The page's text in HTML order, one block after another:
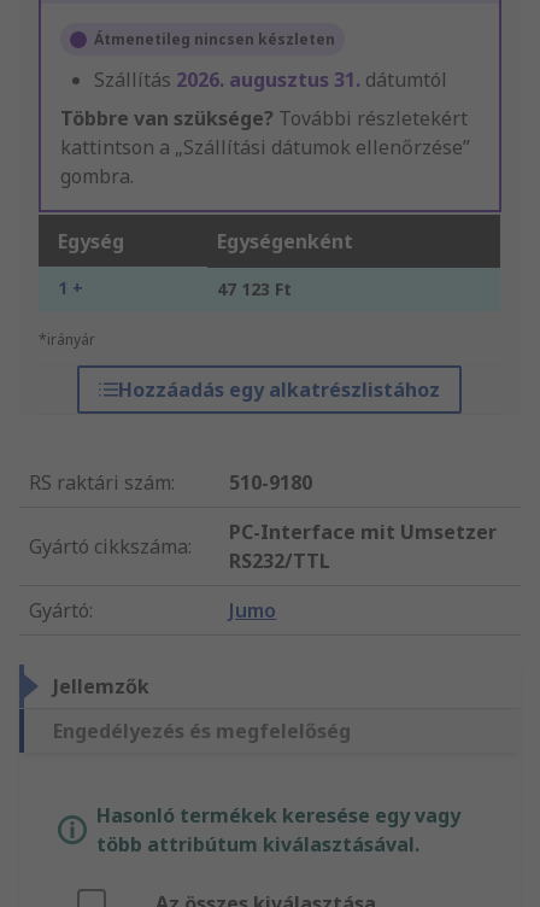
Átmenetileg nincsen készleten
Szállítás 2026. augusztus 31. dátumtól
Többre van szüksége? További részletekért
kattintson a „Szállítási dátumok ellenőrzése”
gombra.
Egység Egységenként
1 + 47 123 Ft
*irányár
Hozzáadás egy alkatrészlistához
RS raktári szám: 510-9180
Gyártó cikkszáma:
PC-Interface mit Umsetzer
RS232/TTL
Gyártó: Jumo
Jellemzők
Engedélyezés és megfelelőség
Hasonló termékek keresése egy vagy
több attribútum kiválasztásával.